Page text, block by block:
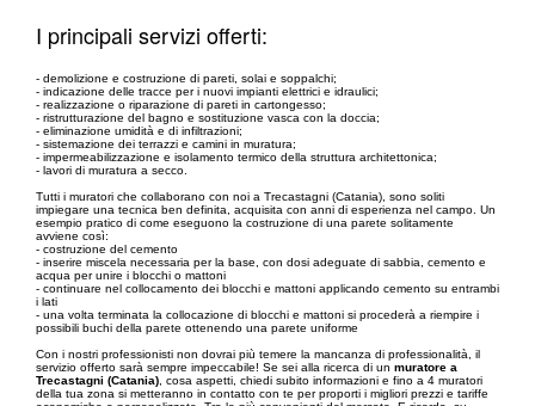
I principali servizi offerti:
- demolizione e costruzione di pareti, solai e soppalchi;
- indicazione delle tracce per i nuovi impianti elettrici e idraulici;
- realizzazione o riparazione di pareti in cartongesso;
- ristrutturazione del bagno e sostituzione vasca con la doccia;
- eliminazione umidità e di infiltrazioni;
- sistemazione dei terrazzi e camini in muratura;
- impermeabilizzazione e isolamento termico della struttura architettonica;
- lavori di muratura a secco.
Tutti i muratori che collaborano con noi a Trecastagni (Catania), sono soliti
impiegare una tecnica ben definita, acquisita con anni di esperienza nel campo. Un
esempio pratico di come eseguono la costruzione di una parete solitamente
avviene così:
- costruzione del cemento
- inserire miscela necessaria per la base, con dosi adeguate di sabbia, cemento e
acqua per unire i blocchi o mattoni
- continuare nel collocamento dei blocchi e mattoni applicando cemento su entrambi
i lati
- una volta terminata la collocazione di blocchi e mattoni si procederà a riempire i
possibili buchi della parete ottenendo una parete uniforme
Con i nostri professionisti non dovrai più temere la mancanza di professionalità, il
servizio offerto sarà sempre impeccabile! Se sei alla ricerca di un muratore a
Trecastagni (Catania) , cosa aspetti, chiedi subito informazioni e fino a 4 muratori
della tua zona si metteranno in contatto con te per proporti i migliori prezzi e tariffe